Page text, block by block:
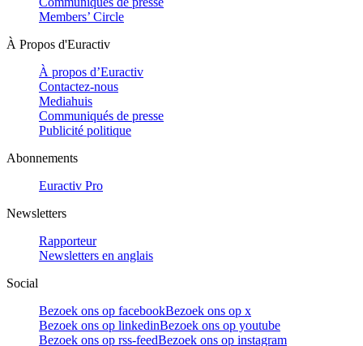
Members’ Circle
À Propos d'Euractiv
À propos d’Euractiv
Contactez-nous
Mediahuis
Communiqués de presse
Publicité politique
Abonnements
Euractiv Pro
Newsletters
Rapporteur
Newsletters en anglais
Social
Bezoek ons op facebookBezoek ons op x
Bezoek ons op linkedinBezoek ons op youtube
Bezoek ons op rss-feedBezoek ons op instagram